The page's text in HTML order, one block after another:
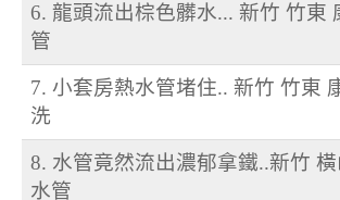
6. 龍頭流出棕色髒水... 新竹 竹東
管
7. 小套房熱水管堵住.. 新竹 竹東
洗
8. 水管竟然流出濃郁拿鐵..新竹
水管